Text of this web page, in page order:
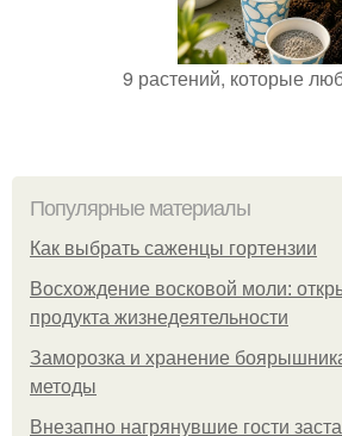
9 растений, которые
Популярные материалы
Как выбрать саженцы гортензии
Восхождение восковой моли:
продукта жизнедеятельности
Заморозка и хранение
методы
Внезапно нагрянувшие гости